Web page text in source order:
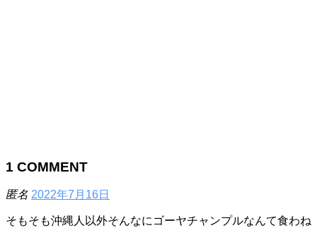
1 COMMENT
匿名 2022年7月16日
そもそも沖縄人以外そんなにゴーヤチャンプルなんて食わね